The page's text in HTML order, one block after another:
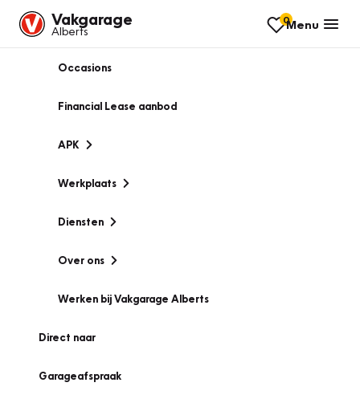
Vakgarage
Alberts
0Menu
Occasions
Financial Lease aanbod
APK
Werkplaats
Diensten
Over ons
Werken bij Vakgarage Alberts
Direct naar
Garageafspraak